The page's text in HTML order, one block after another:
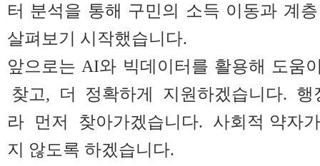
터 분석을 통해 구민의 소득 이동과 계
살펴보기 시작했습니다.
앞으로는 AI와 빅데이터를 활용해 도움
찾고, 더 정확하게 지원하겠습니다.
라 먼저 찾아가겠습니다. 사회적 약자
지 않도록 하겠습니다.